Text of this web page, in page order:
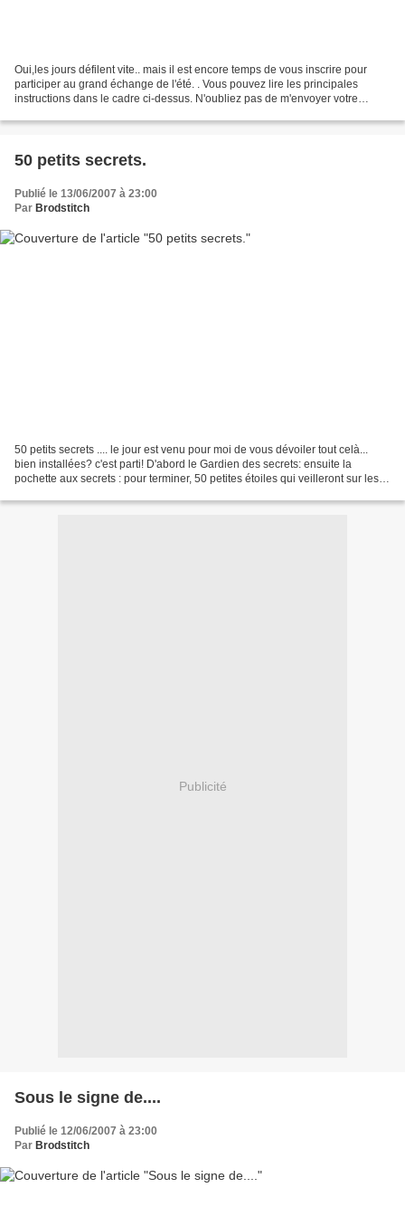
Oui,les jours défilent vite.. mais il est encore temps de vous inscrire pour
participer au grand échange de l'été. . Vous pouvez lire les principales
instructions dans le cadre ci-dessus. N'oubliez pas de m'envoyer votre
50 petits secrets.
Publié le 13/06/2007 à 23:00
Par Brodstitch
50 petits secrets .... le jour est venu pour moi de vous dévoiler tout celà...
bien installées? c'est parti! D'abord le Gardien des secrets: ensuite la
pochette aux secrets : pour terminer, 50 petites étoiles qui veilleront sur les
Publicité
Sous le signe de....
Publié le 12/06/2007 à 23:00
Par Brodstitch